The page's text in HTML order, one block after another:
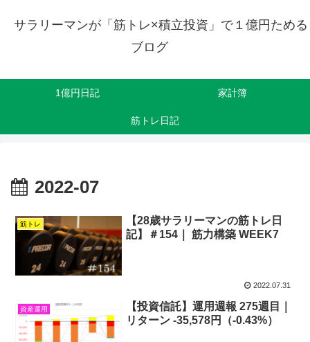
サラリーマンが「筋トレ×積立投資」で１億円ためる
ブログ
1億円日記 家計簿
筋トレ日記
2022-07
筋トレ
【28歳サラリーマンの筋トレ日
記】＃154｜ 筋力構築 WEEK7
2022.07.31
資産運用
【投資信託】運用週報 275週目｜
リターン -35,578円（-0.43%）